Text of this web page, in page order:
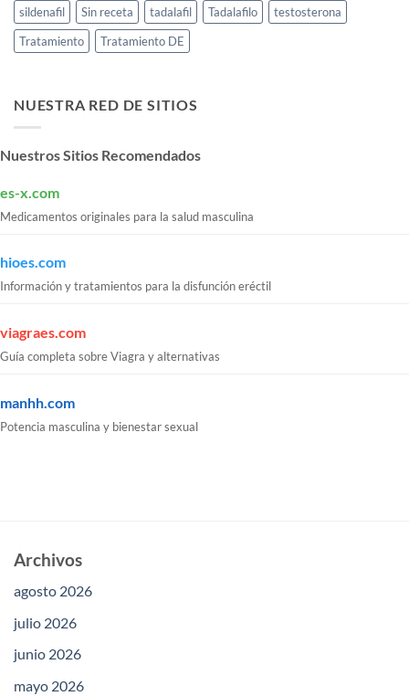
sildenafil
Sin receta tadalafil Tadalafilo
testosterona
Tratamiento
Tratamiento DE
NUESTRA RED DE SITIOS
Nuestros Sitios Recomendados
es-x.com
Medicamentos originales para la salud masculina
hioes.com
Información y tratamientos para la disfunción eréctil
viagraes.com
Guía completa sobre Viagra y alternativas
manhh.com
Potencia masculina y bienestar sexual
Archivos
agosto 2026
julio 2026
junio 2026
mayo 2026